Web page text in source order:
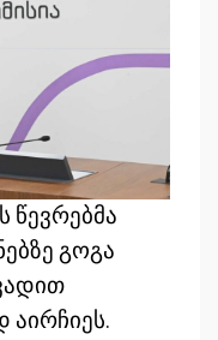
წევრებმა
გოგა
აირჩიეს.